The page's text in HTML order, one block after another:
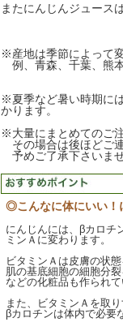
またにんじんジュース
※産地は季節によって変
例、青森、千葉、熊
※夏季など暑い時期に
かります。
※大量にまとめてのご
その場合は後ほどご
予めご了承下さいませ
◎こんなに体にいい！
にんじんには、βカロチ
ミンＡに変わります。
ビタミンＡは皮膚の状
肌の基底細胞の細胞分
などの化粧品も作られて
また、ビタミンＡを取
βカロチンは体内で必要